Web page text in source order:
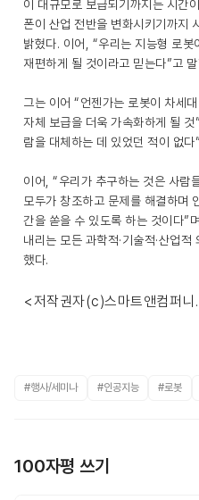
이 대규모로 보급되기까지는 시간
폰이 산업 전반을 변화시키기까지
밝혔다. 이어, “우리는 지능형 로
재편하게 될 것이라고 믿는다”고
그는 이어 “언젠가는 로봇이 차세
자체 보급을 더욱 가속화하게 될
람을 대체하는 데 있었던 적이 없다
이어, “우리가 추구하는 것은 사람
모두가 창조하고 문제를 해결하며
간을 쏟을 수 있도록 하는 것이다”
내리는 모든 과학적·기술적·산업
했다.
<저작권자(c)스마트앤컴퍼
#행사/세미나 #인공지능 #로봇
100자평 쓰기